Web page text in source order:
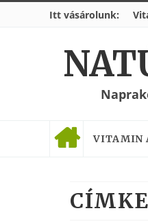
Itt vásárolunk:
VITAMIN